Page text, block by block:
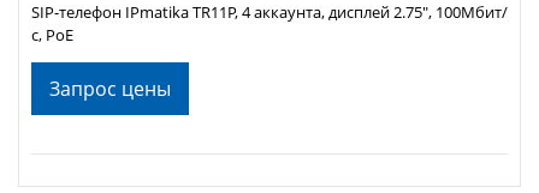
Запрос цены
SIP-телефон IPmatika TR11P, 4 аккаунта, дисплей 2.75", 100Мбит/
с, PoE